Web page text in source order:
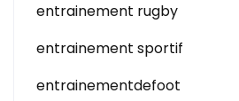
entrainement rugby
entrainement sportif
entrainementdefoot